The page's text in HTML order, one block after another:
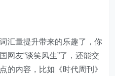
汇量提升带来的乐趣了，你
网友“谈笑风生”了，还能交
的内容，比如《时代周刊》